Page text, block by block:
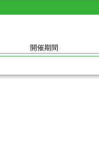
開催期間